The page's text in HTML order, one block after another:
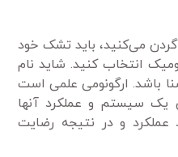
می‌کنید، باید تشک خود
انتخاب کنید. شاید نام
باشد. ارگونومی علمی است
یک سیستم و عملکرد آنها
عملکرد و در نتیجه رضایت